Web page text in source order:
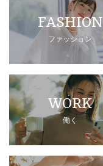
FASHION
ファッション
WORK
働く